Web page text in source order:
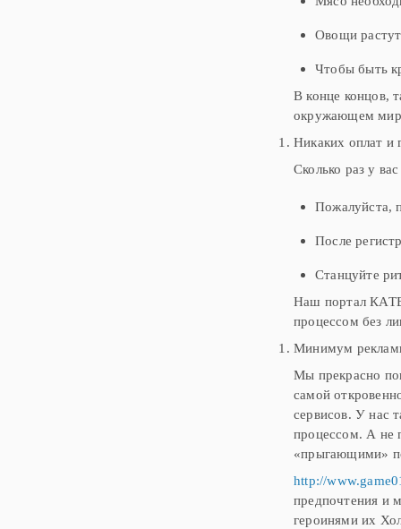
Овощи растут
Чтобы быть
В конце концов,
окружающем
Никаких оплат и
Сколько раз у
Пожалуйста,
После
Станцуйте
Наш портал
процессом без
Минимум
Мы прекрасно
самой
сервисов. У нас
процессом. А не
«прыгающими»
http://
предпочтения и
героинями их